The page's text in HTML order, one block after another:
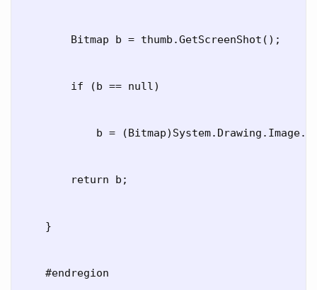
        Bitmap b = thumb.GetScreenShot();
        if (b == null)
b =
        return b;
    }
    #endregion